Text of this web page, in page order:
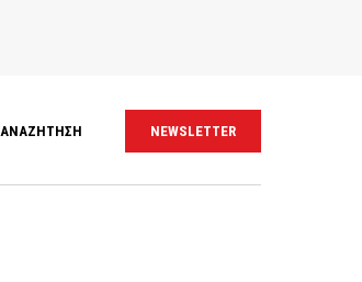
ΑΝΑΖΗΤΗΣΗ NEWSLETTER